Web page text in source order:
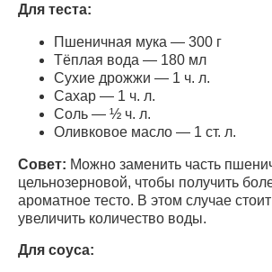
Для теста:
Пшеничная мука — 300 г
Тёплая вода — 180 мл
Сухие дрожжи — 1 ч. л.
Сахар — 1 ч. л.
Соль — ½ ч. л.
Оливковое масло — 1 ст. л.
Совет: Можно заменить часть
цельнозерновой, чтобы получить
ароматное тесто. В этом случае
увеличить количество воды.
Для соуса: